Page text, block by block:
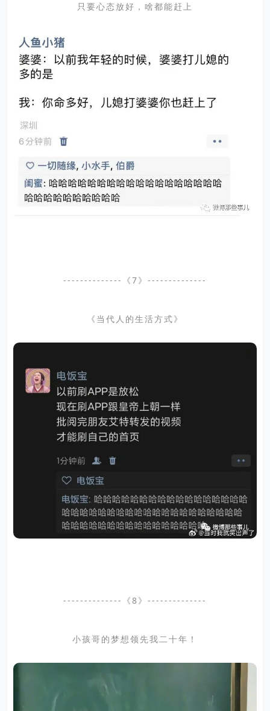
只要心态放好，啥都能赶上
--------------《7》--------------
《当代人的生活方式》
--------------《8》--------------
小孩哥的梦想领先我二十年！